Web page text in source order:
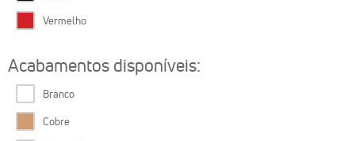
Vermelho
Acabamentos disponíveis:
Branco
Cobre